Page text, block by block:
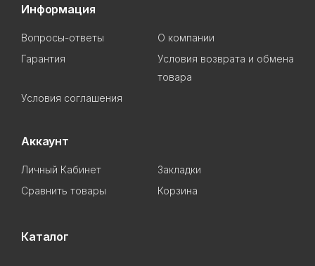
Информация
Вопросы-ответы
О компании
Гарантия
Условия возврата и обмена
товара
Условия соглашения
Аккаунт
Личный Кабинет
Закладки
Сравнить товары
Корзина
Каталог